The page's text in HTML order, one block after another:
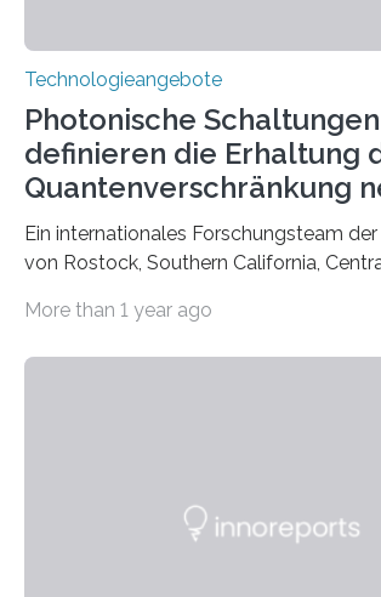
Technologieangebote
Photonische Schaltungen
definieren die Erhaltung
Quantenverschränkung
Ein internationales Forschungsteam
von Rostock, Southern California,
Weg gefunden, um eine wichtige
markiert das 100-jährige Jubiläum der
More than 1 year ago